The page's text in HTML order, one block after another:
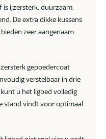
ijzersterk, duurzaam,
De extra dikke kussens
zeer aangenaam
gepoedercoat
verstelbaar in drie
u het ligbed volledig
stand vindt voor optimaal